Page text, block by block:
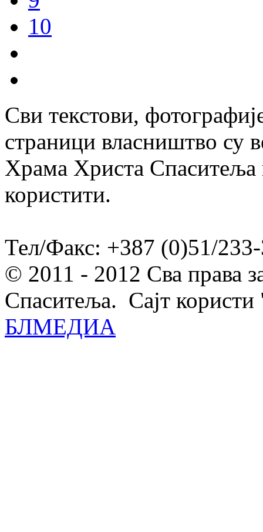
10
Сви текстови,
страници власништво су
Храма Христа Спаситеља
користити.
Тел/Факс: +387 (0)51/
© 2011 - 2012 Сва права
Спаситеља. Сајт
БЛМЕДИА